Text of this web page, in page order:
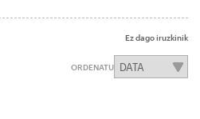
Ez dago iruzkinik
ORDENATU